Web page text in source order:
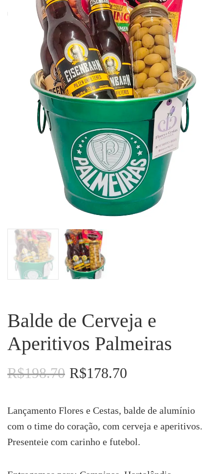
Balde de Cerveja e
Aperitivos Palmeiras
R$198.70 O
era:
R$198.70.
R$178.70
é:
R$178.70.
Lançamento Flores e Cestas, balde de alumínio
com o time do coração, com cerveja e aperitivos.
Presenteie com carinho e futebol.